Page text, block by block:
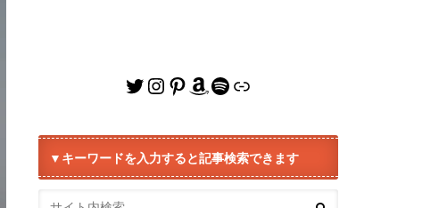
Twitter
Instagram
Pinterest
Amazon
Spotify
リンク
▼キーワードを入力すると記事検索できます